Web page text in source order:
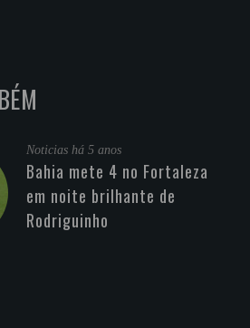
Noticias há 5 anos
Bahia mete 4 no Fortaleza
em noite brilhante de
Rodriguinho